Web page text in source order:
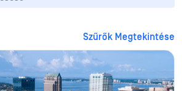
Szűrők Megtekintése